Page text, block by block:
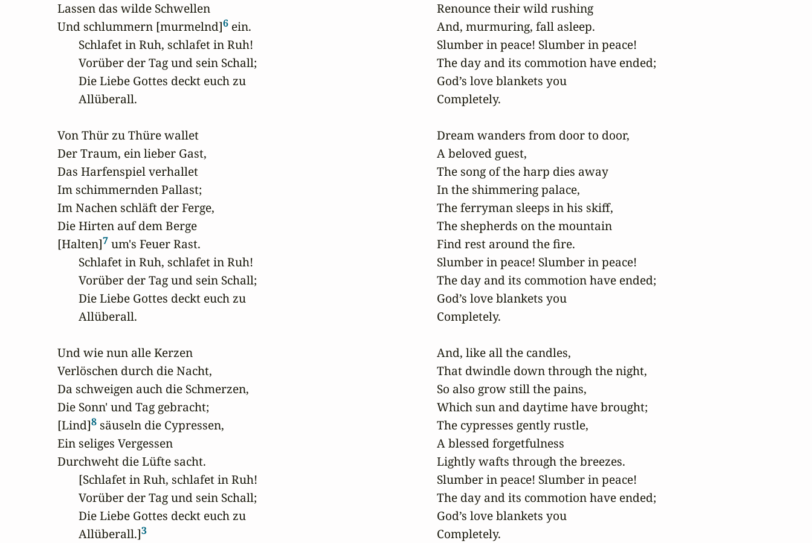
Lassen das wilde Schwellen
Und schlummern [murmelnd]6 ein.
       Schlafet in Ruh, schlafet in Ruh!
       Vorüber der Tag und sein Schall;
       Die Liebe Gottes deckt euch zu
       Allüberall.
Von Thür zu Thüre wallet
Der Traum, ein lieber Gast,
Das Harfenspiel verhallet
Im schimmernden Pallast;
Im Nachen schläft der Ferge,
Die Hirten auf dem Berge
[Halten]7 um's Feuer Rast.
       Schlafet in Ruh, schlafet in Ruh!
       Vorüber der Tag und sein Schall;
       Die Liebe Gottes deckt euch zu
       Allüberall.
Und wie nun alle Kerzen
Verlöschen durch die Nacht,
Da schweigen auch die Schmerzen,
Die Sonn' und Tag gebracht;
[Lind]8 säuseln die Cypressen,
Ein seliges Vergessen
Durchweht die Lüfte sacht.
       [Schlafet in Ruh, schlafet in Ruh!
       Vorüber der Tag und sein Schall;
       Die Liebe Gottes deckt euch zu
       Allüberall.]
3
Renounce their wild rushing
And, murmuring, fall asleep.
Slumber in peace! Slumber in peace!
The day and its commotion have ended;
God’s love blankets you
Completely.
Dream wanders from door to door,
A beloved guest,
The song of the harp dies away
In the shimmering palace,
The ferryman sleeps in his skiff,
The shepherds on the mountain
Find rest around the fire.
Slumber in peace! Slumber in peace!
The day and its commotion have ended;
God’s love blankets you
Completely.
And, like all the candles,
That dwindle down through the night,
So also grow still the pains,
Which sun and daytime have brought;
The cypresses gently rustle,
A blessed forgetfulness
Lightly wafts through the breezes.
Slumber in peace! Slumber in peace!
The day and its commotion have ended;
God’s love blankets you
Completely.